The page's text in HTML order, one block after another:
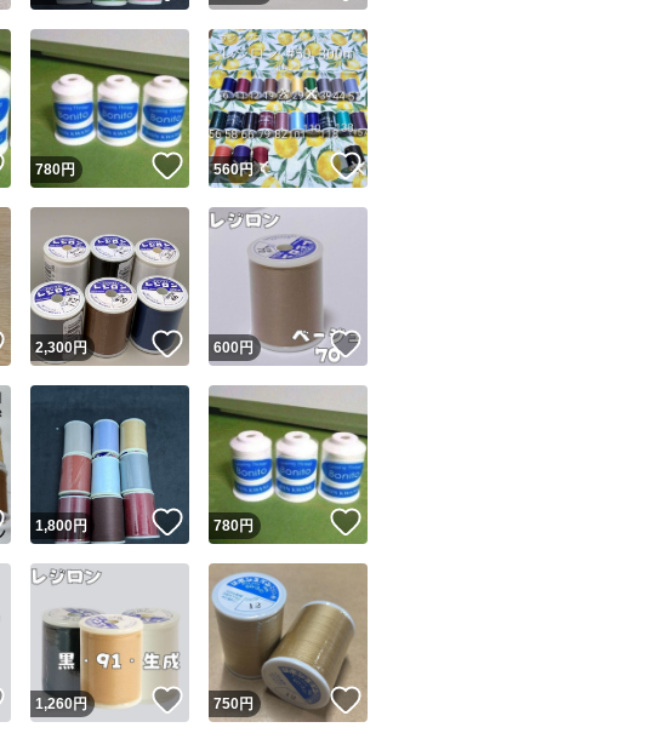
スピード&安心発送
※このバッジは実績に基づく表示であり、発送を保証しているものではありません
スピード＆安心発送
このユーザーは高頻度で24時間以内＆設定した発送日数内に発送してい
ます
スピード発送 このユーザーは高頻度で24時間以内に発送しています
安心発送
キャンセル
いいね！
780円 いいね！
560円 いいね！
いいね！
2,300円 いいね！
600円
いいね！
1,800円 いいね！
780円
いいね！
1,260円 いいね！
750円